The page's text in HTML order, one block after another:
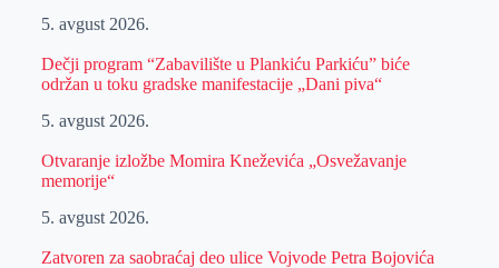
5. avgust 2026.
Dečji program “Zabavilište u Plankiću Parkiću” biće
održan u toku gradske manifestacije „Dani piva“
5. avgust 2026.
Otvaranje izložbe Momira Kneževića „Osvežavanje
memorije“
5. avgust 2026.
Zatvoren za saobraćaj deo ulice Vojvode Petra Bojovića